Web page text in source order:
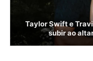
Taylor Swift e
subir ao